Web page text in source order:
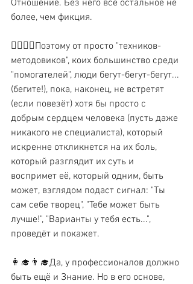
Отношение. Без него всё остальное не
более, чем фикция.
🏃‍♀️🏃‍♂️Поэтому от просто "техников-
методовиков", коих большинство среди
"помогателей", люди бегут-бегут-бегут...
(бегите!), пока, наконец, не встретят
(если повезёт) хотя бы просто с
добрым сердцем человека (пусть даже
никакого не специалиста), который
искренне откликнется на их боль,
который разглядит их суть и
воспримет её, который одним, быть
может, взглядом подаст сигнал: "Ты
сам себе творец", "Тебе может быть
лучше!", "Варианты у тебя есть...",
проведёт и покажет.
👩‍🎓👨‍🎓Да, у профессионалов должно
быть ещё и Знание. Но в его основе,